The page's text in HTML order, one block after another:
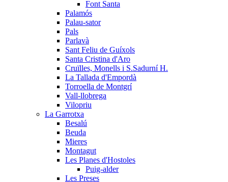
Font Santa
Palamós
Palau-sator
Pals
Parlavà
Sant Feliu de Guíxols
Santa Cristina d'Aro
Cruïlles, Monells i S.Sadurní H.
La Tallada d'Empordà
Torroella de Montgrí
Vall-llobrega
Vilopriu
La Garrotxa
Besalú
Beuda
Mieres
Montagut
Les Planes d'Hostoles
Puig-alder
Les Preses